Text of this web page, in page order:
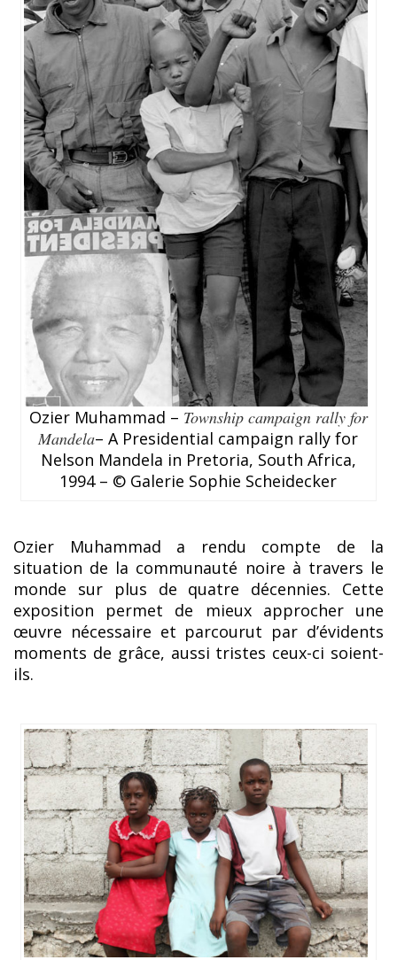
Ozier Muhammad – Township campaign rally for
Mandela– A Presidential campaign rally for
Nelson Mandela in Pretoria, South Africa,
1994 – © Galerie Sophie Scheidecker
Ozier Muhammad a rendu compte de la
situation de la communauté noire à travers le
monde sur plus de quatre décennies. Cette
exposition permet de mieux approcher une
œuvre nécessaire et parcourut par d’évidents
moments de grâce, aussi tristes ceux-ci soient-
ils.